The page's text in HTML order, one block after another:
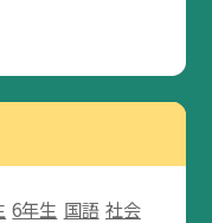
6年生 国語 社会